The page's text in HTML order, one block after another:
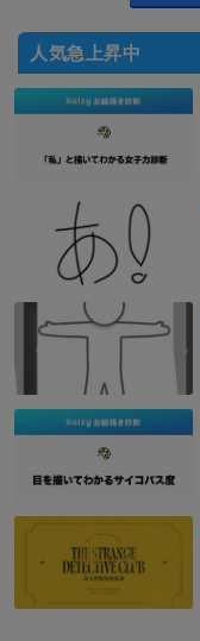
人気急上昇中